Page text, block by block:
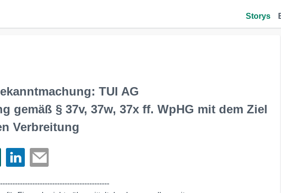
Storys
TUI AG
gemäß § 37v, 37w, 37x ff. WpHG mit dem Ziel
Verbreitung